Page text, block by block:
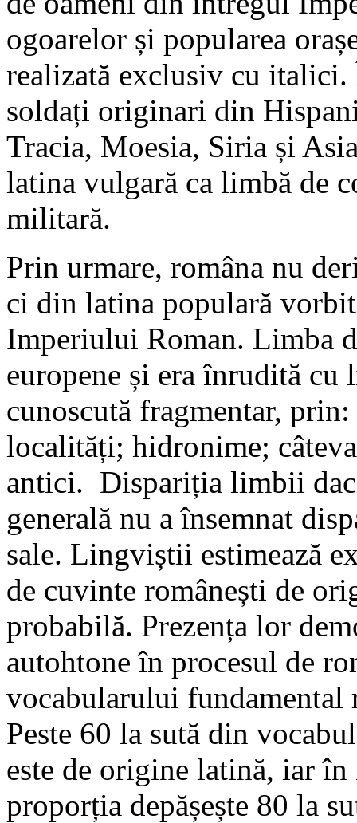
ogoarelor și popularea
realizată exclusiv cu
soldați originari din
Tracia, Moesia, Siria și
latina vulgară ca limbă de
militară.
Prin urmare, româna nu
ci din latina populară
Imperiului Roman. Limba
europene și era înrudită cu
cunoscută fragmentar,
localități; hidronime;
antici. Dispariția limbii
generală nu a însemnat
sale. Lingviștii estimează
de cuvinte românești de
probabilă. Prezența lor
autohtone în procesul de
vocabularului fundamental
Peste 60 la sută din
este de origine latină, iar
proporția depășește 80 la